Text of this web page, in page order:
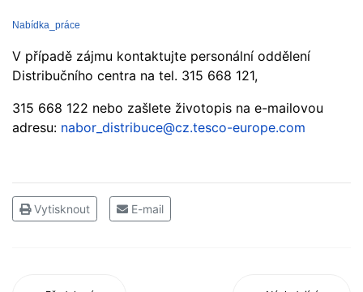
Nabídka_práce
V případě zájmu kontaktujte personální oddělení
Distribučního centra na tel. 315 668 121,
315 668 122 nebo zašlete životopis na e-mailovou
adresu: nabor_distribuce@cz.tesco-europe.com
Vytisknout E-mail